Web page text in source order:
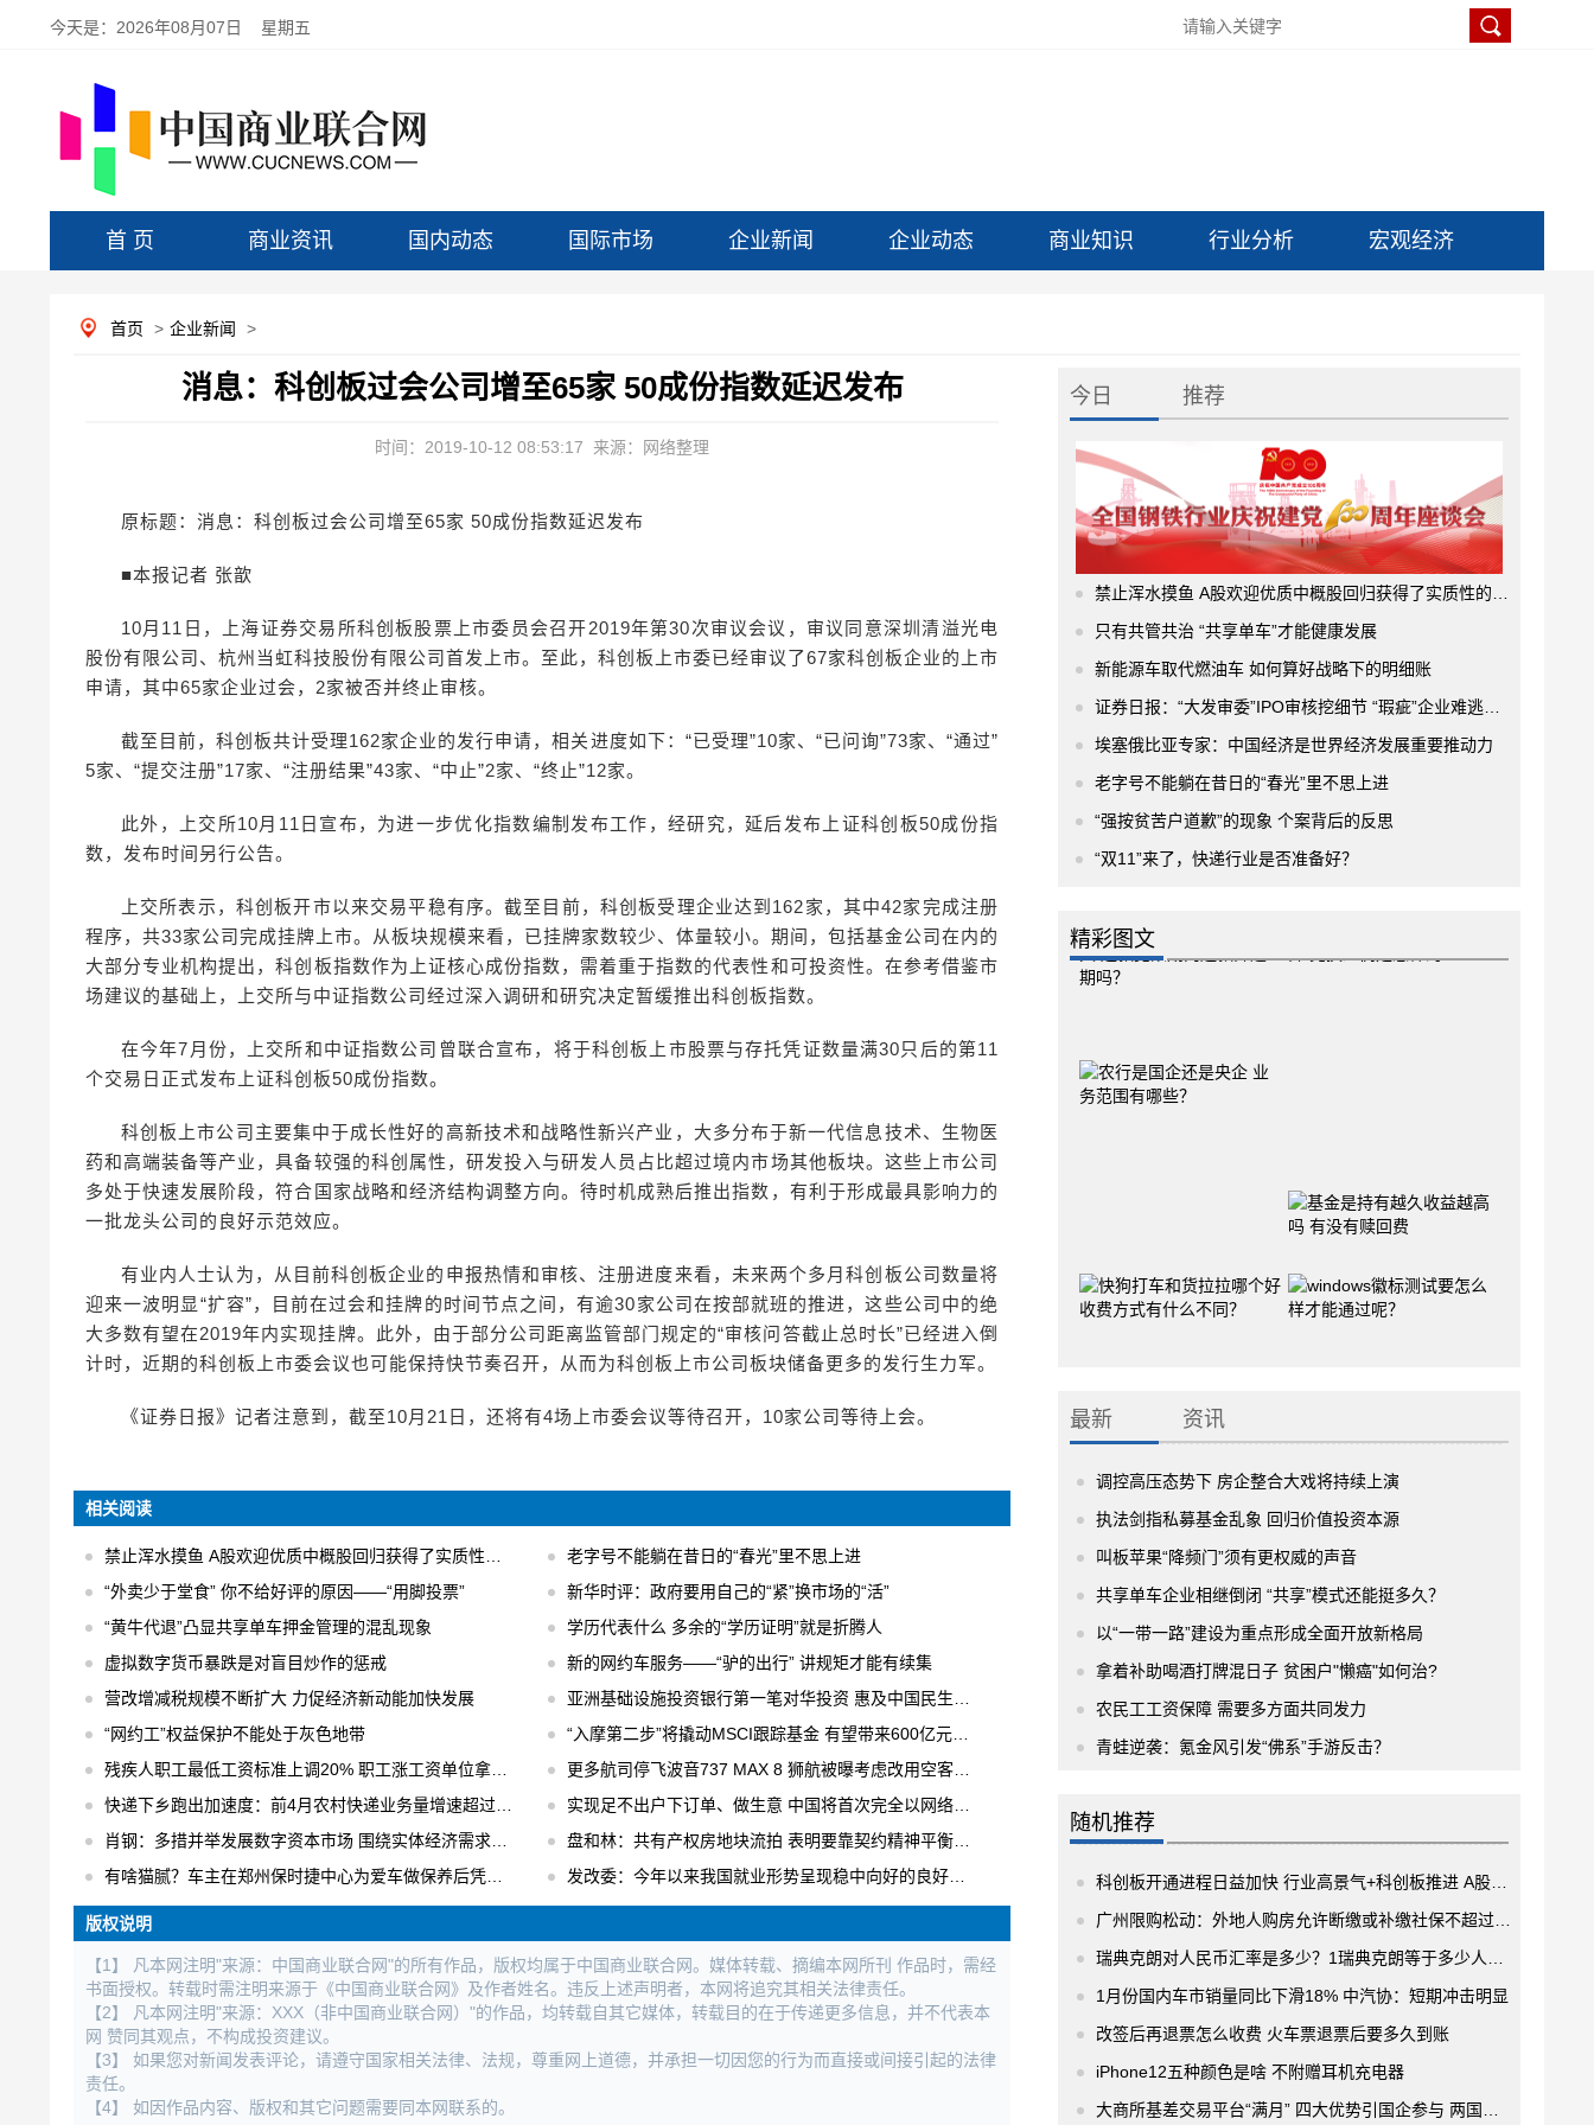
今天是： 2026年08月07日 星期五
首 页 商业资讯 国内动态 国际市场 企业新闻 企业动态 商业知识 行业分析 宏观经济
首页 > 企业新闻 >
消息：科创板过会公司增至65家 50成份指数延迟发布
时间：2019-10-12 08:53:17 来源：网络整理
原标题：消息：科创板过会公司增至65家 50成份指数延迟发布
■本报记者 张歆
10月11日，上海证券交易所科创板股票上市委员会召开2019年第30次审议会议，审议同意深圳清溢光电
股份有限公司、杭州当虹科技股份有限公司首发上市。至此，科创板上市委已经审议了67家科创板企业的上市
申请，其中65家企业过会，2家被否并终止审核。
截至目前，科创板共计受理162家企业的发行申请，相关进度如下：“已受理”10家、“已问询”73家、“通过”
5家、“提交注册”17家、“注册结果”43家、“中止”2家、“终止”12家。
此外，上交所10月11日宣布，为进一步优化指数编制发布工作，经研究，延后发布上证科创板50成份指
数，发布时间另行公告。
上交所表示，科创板开市以来交易平稳有序。截至目前，科创板受理企业达到162家，其中42家完成注册
程序，共33家公司完成挂牌上市。从板块规模来看，已挂牌家数较少、体量较小。期间，包括基金公司在内的
大部分专业机构提出，科创板指数作为上证核心成份指数，需着重于指数的代表性和可投资性。在参考借鉴市
场建议的基础上，上交所与中证指数公司经过深入调研和研究决定暂缓推出科创板指数。
在今年7月份，上交所和中证指数公司曾联合宣布，将于科创板上市股票与存托凭证数量满30只后的第11
个交易日正式发布上证科创板50成份指数。
科创板上市公司主要集中于成长性好的高新技术和战略性新兴产业，大多分布于新一代信息技术、生物医
药和高端装备等产业，具备较强的科创属性，研发投入与研发人员占比超过境内市场其他板块。这些上市公司
多处于快速发展阶段，符合国家战略和经济结构调整方向。待时机成熟后推出指数，有利于形成最具影响力的
一批龙头公司的良好示范效应。
有业内人士认为，从目前科创板企业的申报热情和审核、注册进度来看，未来两个多月科创板公司数量将
迎来一波明显“扩容”，目前在过会和挂牌的时间节点之间，有逾30家公司在按部就班的推进，这些公司中的绝
大多数有望在2019年内实现挂牌。此外，由于部分公司距离监管部门规定的“审核问答截止总时长”已经进入倒
计时，近期的科创板上市委会议也可能保持快节奏召开，从而为科创板上市公司板块储备更多的发行生力军。
《证券日报》记者注意到，截至10月21日，还将有4场上市委会议等待召开，10家公司等待上会。
相关阅读
禁止浑水摸鱼 A股欢迎优质中概股回归获得了实质性的进展
老字号不能躺在昔日的“春光”里不思上进
“外卖少于堂食” 你不给好评的原因——“用脚投票”
新华时评：政府要用自己的“紧”换市场的“活”
“黄牛代退”凸显共享单车押金管理的混乱现象
学历代表什么 多余的“学历证明”就是折腾人
虚拟数字货币暴跌是对盲目炒作的惩戒
新的网约车服务——“驴的出行” 讲规矩才能有续集
营改增减税规模不断扩大 力促经济新动能加快发展
亚洲基础设施投资银行第一笔对华投资 惠及中国民生工程
“网约工”权益保护不能处于灰色地带
“入摩第二步”将撬动MSCI跟踪基金 有望带来600亿元国内增量资金
残疾人职工最低工资标准上调20% 职工涨工资单位拿补贴
更多航司停飞波音737 MAX 8 狮航被曝考虑改用空客飞机
快递下乡跑出加速度：前4月农村快递业务量增速超过30% 日均快件处理量达1.6亿件
实现足不出户下订单、做生意 中国将首次完全以网络形式举办广交会
肖钢：多措并举发展数字资本市场 围绕实体经济需求进行数字化创新
盘和林：共有产权房地块流拍 表明要靠契约精神平衡各方利益
有啥猫腻？车主在郑州保时捷中心为爱车做保养后凭空出现大修记录
发改委：今年以来我国就业形势呈现稳中向好的良好局面
版权说明
【1】 凡本网注明"来源：中国商业联合网"的所有作品，版权均属于中国商业联合网。媒体转载、摘编本网所刊 作品时，需经
书面授权。转载时需注明来源于《中国商业联合网》及作者姓名。违反上述声明者，本网将追究其相关法律责任。
【2】 凡本网注明"来源：XXX（非中国商业联合网）"的作品，均转载自其它媒体，转载目的在于传递更多信息，并不代表本
网 赞同其观点，不构成投资建议。
【3】 如果您对新闻发表评论，请遵守国家相关法律、法规，尊重网上道德，并承担一切因您的行为而直接或间接引起的法律
责任。
【4】 如因作品内容、版权和其它问题需要同本网联系的。
今日 推荐
禁止浑水摸鱼 A股欢迎优质中概股回归获得了实质性的进展
只有共管共治 “共享单车”才能健康发展
新能源车取代燃油车 如何算好战略下的明细账
证券日报：“大发审委”IPO审核挖细节 “瑕疵”企业难逃法眼
埃塞俄比亚专家：中国经济是世界经济发展重要推动力
老字号不能躺在昔日的“春光”里不思上进
“强按贫苦户道歉”的现象 个案背后的反思
“双11”来了，快递行业是否准备好？
精彩图文
最新 资讯
调控高压态势下 房企整合大戏将持续上演
执法剑指私募基金乱象 回归价值投资本源
叫板苹果“降频门”须有更权威的声音
共享单车企业相继倒闭 “共享”模式还能挺多久？
以“一带一路”建设为重点形成全面开放新格局
拿着补助喝酒打牌混日子 贫困户"懒癌"如何治?
农民工工资保障 需要多方面共同发力
青蛙逆袭：氪金风引发“佛系”手游反击？
随机推荐
科创板开通进程日益加快 行业高景气+科创板推进 A股医疗器械龙头布局正当时
广州限购松动：外地人购房允许断缴或补缴社保不超过3个月
瑞典克朗对人民币汇率是多少？1瑞典克朗等于多少人民币
1月份国内车市销量同比下滑18% 中汽协：短期冲击明显
改签后再退票怎么收费 火车票退票后要多久到账
iPhone12五种颜色是啥 不附赠耳机充电器
大商所基差交易平台“满月” 四大优势引国企参与 两国企完成首笔交收